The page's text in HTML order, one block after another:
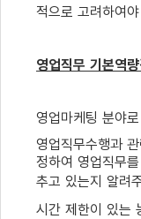
적으로 고려하여
영업직무 기본역
영업마케팅 분야
영업직무수행과
정하여 영업직무
추고 있는지 알려
시간 제한이 있는